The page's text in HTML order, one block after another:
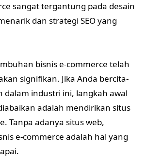
sangat tergantung pada desain
dan strategi SEO yang
bisnis e-commerce telah
signifikan. Jika Anda bercita-
dalam industri ini, langkah awal
adalah mendirikan situs
Tanpa adanya situs web,
e-commerce adalah hal yang